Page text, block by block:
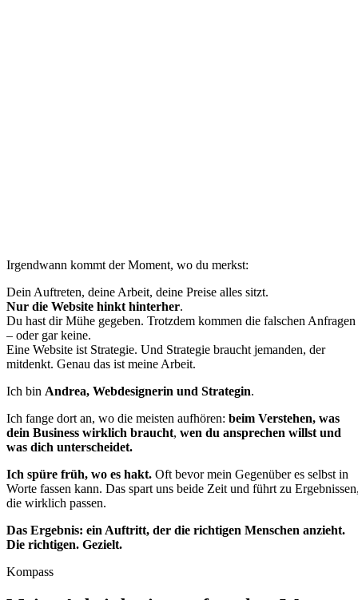
Irgendwann kommt der Moment, wo du merkst:
Dein Auftreten, deine Arbeit, deine Preise alles sitzt.
Nur die Website hinkt hinterher.
Du hast dir Mühe gegeben. Trotzdem kommen die falschen Anfragen
– oder gar keine.
Eine Website ist Strategie. Und Strategie braucht jemanden, der
mitdenkt. Genau das ist meine Arbeit.
Ich bin Andrea, Webdesignerin und Strategin.
Ich fange dort an, wo die meisten aufhören: beim Verstehen, was
dein Business wirklich braucht, wen du ansprechen willst und
was dich unterscheidet.
Ich spüre früh, wo es hakt. Oft bevor mein Gegenüber es selbst in
Worte fassen kann. Das spart uns beide Zeit und führt zu
die wirklich passen.
Das Ergebnis: ein Auftritt, der die richtigen Menschen anzieht.
Die richtigen. Gezielt.
Kompass